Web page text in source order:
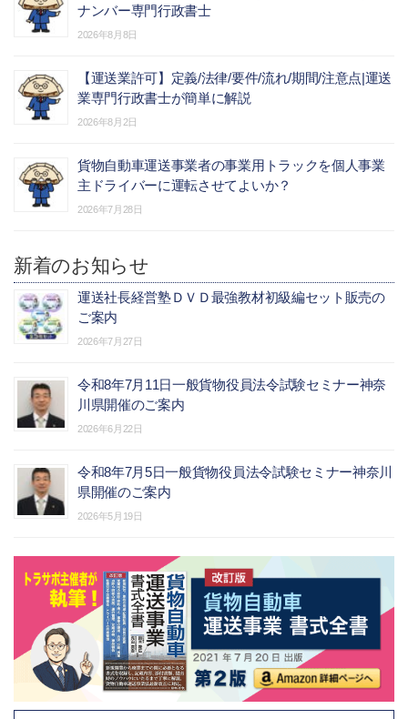
ナンバー専門行政書士
2026年8月8日
【運送業許可】定義/法律/要件/流れ/期間/注意点|運送
業専門行政書士が簡単に解説
2026年8月2日
貨物自動車運送事業者の事業用トラックを個人事業
主ドライバーに運転させてよいか？
2026年7月28日
新着のお知らせ
運送社長経営塾ＤＶＤ最強教材初級編セット販売の
ご案内
2026年7月27日
令和8年7月11日一般貨物役員法令試験セミナー神奈
川県開催のご案内
2026年6月22日
令和8年7月5日一般貨物役員法令試験セミナー神奈川
県開催のご案内
2026年5月19日